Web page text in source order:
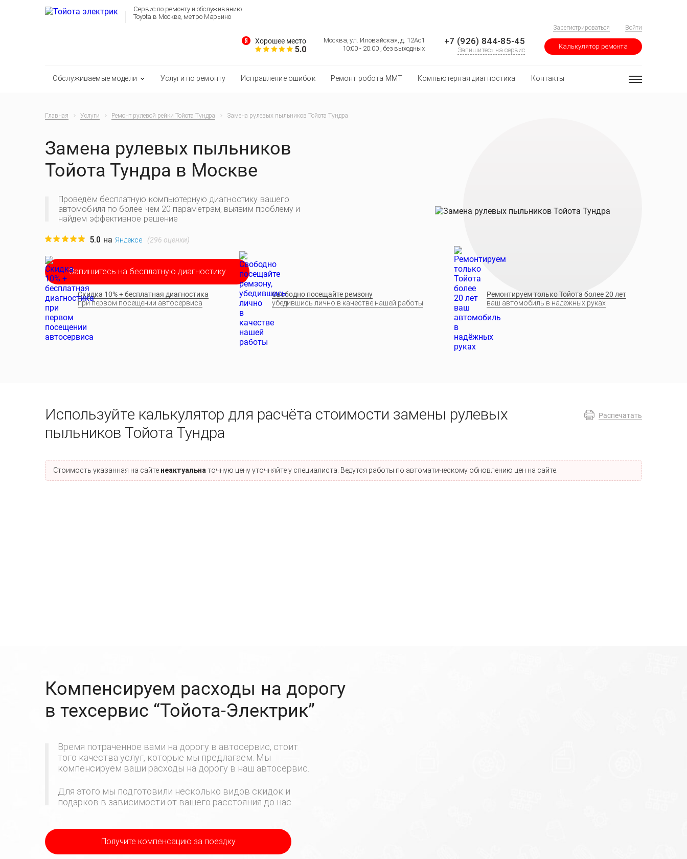
Сервис по ремонту и обслуживанию
Toyota в Москве, метро Марьино
Зарегистрироваться Войти
Хорошее место
5.0
Москва, ул. Иловайская, д. 12Ас1
10:00 - 20:00 , без выходных
+7 (926) 844-85-45
Запишитесь на сервис Калькулятор ремонта
Обслуживаемые модели Услуги по ремонту Исправление ошибок Ремонт робота MMT Компьютерная диагностика Контакты
Главная Услуги Ремонт рулевой рейки Тойота Тундра Замена рулевых пыльников Тойота Тундра
Замена рулевых пыльников
Тойота Тундра в Москве
Проведём бесплатную компьютерную диагностику вашего
автомобиля по более чем 20 параметрам, выявим проблему и
найдем эффективное решение
5.0 на Яндексе (296 оценки)
Запишитесь на бесплатную диагностику
Скидка 10% + бесплатная диагностика
при первом посещении автосервиса
Свободно посещайте ремзону
убедившись лично в качестве нашей работы
Ремонтируем только Тойота более 20 лет
ваш автомобиль в надёжных руках
Распечатать
Используйте калькулятор для расчёта стоимости замены рулевых
пыльников Тойота Тундра
Стоимость указанная на сайте неактуальна точную цену уточняйте у специалиста. Ведутся работы по автоматическому обновлению цен на сайте.
Компенсируем расходы на дорогу
в техсервис “Тойота-Электрик”
Время потраченное вами на дорогу в автосервис, стоит
того качества услуг, которые мы предлагаем. Мы
компенсируем ваши расходы на дорогу в наш автосервис.
Для этого мы подготовили несколько видов скидок и
подарков в зависимости от вашего расстояния до нас.
Получите компенсацию за поездку